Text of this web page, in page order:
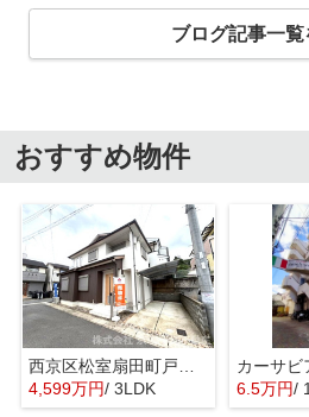
ブログ記事一覧
おすすめ物件
4,599万円/ 3LDK
カーサビ
6.5万円/